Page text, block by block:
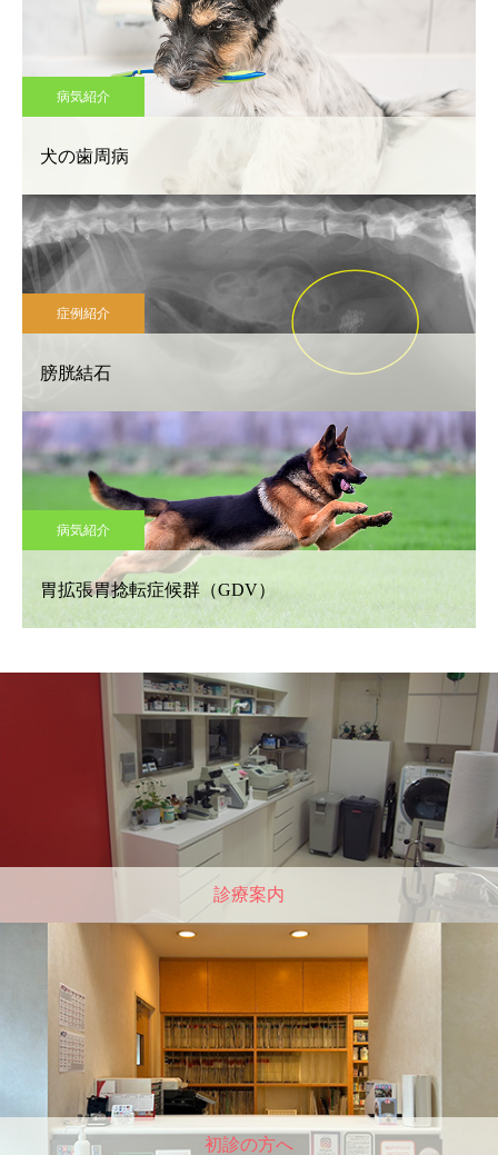
病気紹介
犬の歯周病
症例紹介
膀胱結石
病気紹介
胃拡張胃捻転症候群（GDV）
診療案内
初診の方へ